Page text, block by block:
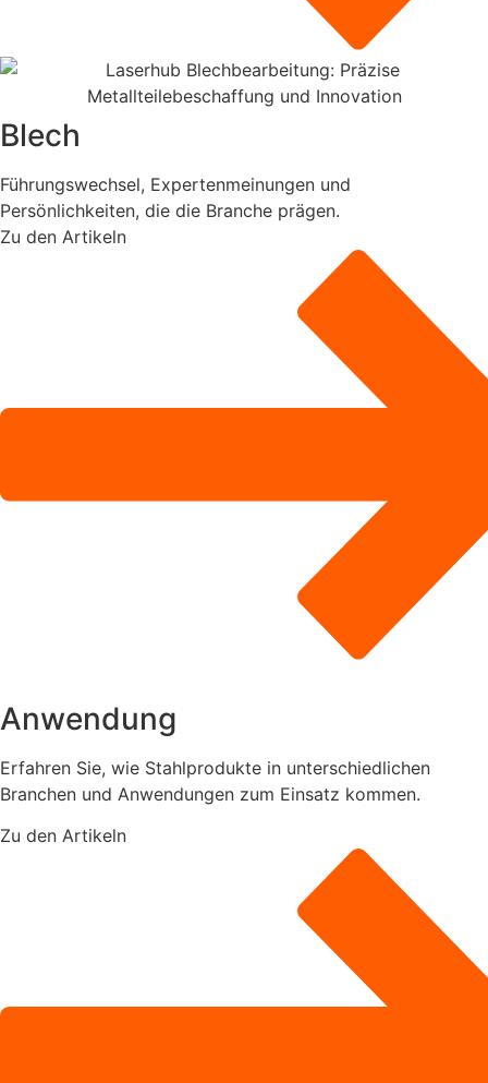
Blech
Führungswechsel, Expertenmeinungen und
Persönlichkeiten, die die Branche prägen.
Zu den Artikeln
Anwendung
Erfahren Sie, wie Stahlprodukte in unterschiedlichen
Branchen und Anwendungen zum Einsatz kommen.
Zu den Artikeln